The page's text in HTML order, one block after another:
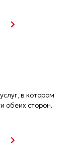
в котором
обеих сторон.